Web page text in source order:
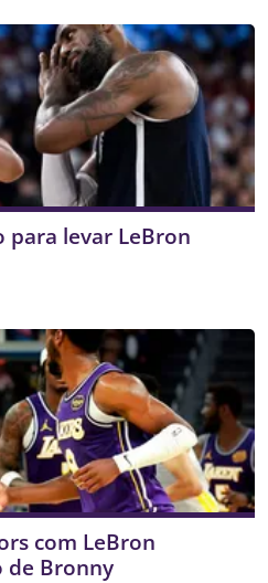
para levar LeBron
com LeBron
de Bronny